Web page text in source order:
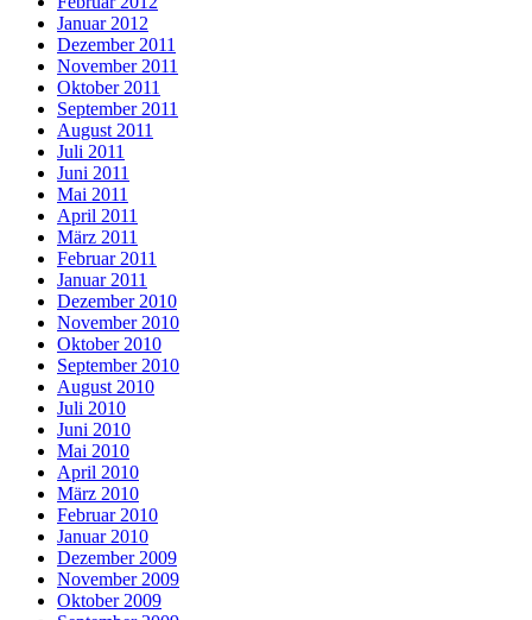
Januar 2012
Dezember 2011
November 2011
Oktober 2011
September 2011
August 2011
Juli 2011
Juni 2011
Mai 2011
April 2011
März 2011
Februar 2011
Januar 2011
Dezember 2010
November 2010
Oktober 2010
September 2010
August 2010
Juli 2010
Juni 2010
Mai 2010
April 2010
März 2010
Februar 2010
Januar 2010
Dezember 2009
November 2009
Oktober 2009